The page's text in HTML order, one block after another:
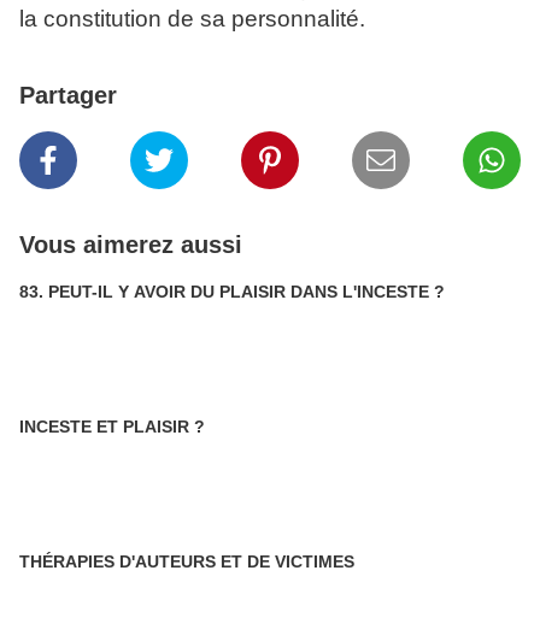
la constitution de sa personnalité.
Partager
Vous aimerez aussi
83. PEUT-IL Y AVOIR DU PLAISIR DANS L'INCESTE ?
INCESTE ET PLAISIR ?
THÉRAPIES D'AUTEURS ET DE VICTIMES